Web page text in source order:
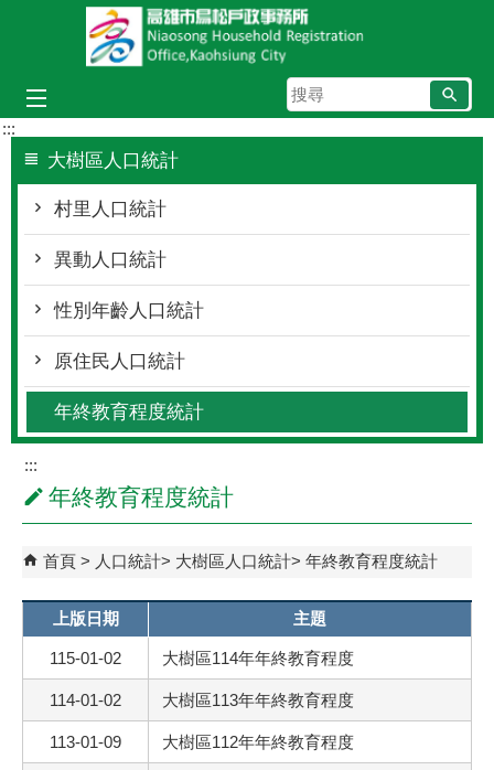
跳到主要內容區塊
搜
尋
:::
大樹區人口統計
村里人口統計
異動人口統計
性別年齡人口統計
原住民人口統計
年終教育程度統計
:::
年終教育程度統計
首頁 人口統計 大樹區人口統計 年終教育程度統計
上版日期 主題
115-01-02 大樹區114年年終教育程度
114-01-02 大樹區113年年終教育程度
113-01-09 大樹區112年年終教育程度